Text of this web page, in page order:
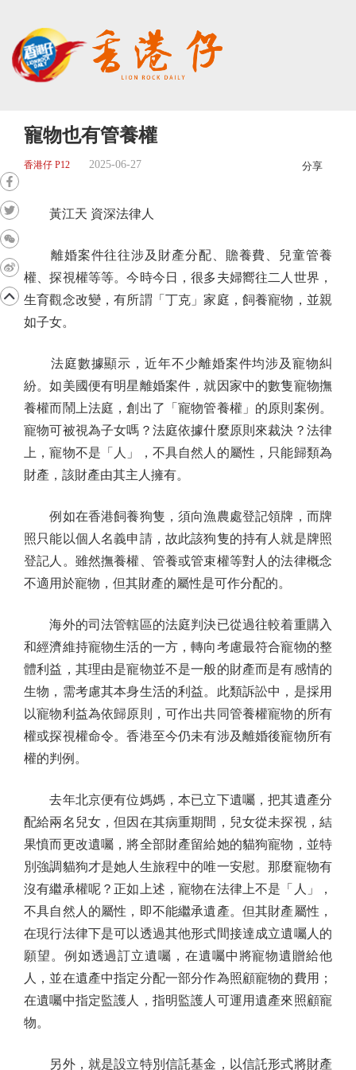
寵物也有管養權
香港仔 P12 2025-06-27 分享
黃江天 資深法律人
離婚案件往往涉及財產分配、贍養費、兒童管養
權、探視權等等。今時今日，很多夫婦嚮往二人世界，
生育觀念改變，有所謂「丁克」家庭，飼養寵物，並親
如子女。
法庭數據顯示，近年不少離婚案件均涉及寵物糾
紛。如美國便有明星離婚案件，就因家中的數隻寵物撫
養權而鬧上法庭，創出了「寵物管養權」的原則案例。
寵物可被視為子女嗎？法庭依據什麼原則來裁決？法律
上，寵物不是「人」，不具自然人的屬性，只能歸類為
財產，該財產由其主人擁有。
例如在香港飼養狗隻，須向漁農處登記領牌，而牌
照只能以個人名義申請，故此該狗隻的持有人就是牌照
登記人。雖然撫養權、管養或管束權等對人的法律概念
不適用於寵物，但其財產的屬性是可作分配的。
海外的司法管轄區的法庭判決已從過往較着重購入
和經濟維持寵物生活的一方，轉向考慮最符合寵物的整
體利益，其理由是寵物並不是一般的財產而是有感情的
生物，需考慮其本身生活的利益。此類訴訟中，是採用
以寵物利益為依歸原則，可作出共同管養權寵物的所有
權或探視權命令。香港至今仍未有涉及離婚後寵物所有
權的判例。
去年北京便有位媽媽，本已立下遺囑，把其遺產分
配給兩名兒女，但因在其病重期間，兒女從未探視，結
果憤而更改遺囑，將全部財產留給她的貓狗寵物，並特
別強調貓狗才是她人生旅程中的唯一安慰。那麼寵物有
沒有繼承權呢？正如上述，寵物在法律上不是「人」，
不具自然人的屬性，即不能繼承遺產。但其財產屬性，
在現行法律下是可以透過其他形式間接達成立遺囑人的
願望。例如透過訂立遺囑，在遺囑中將寵物遺贈給他
人，並在遺產中指定分配一部分作為照顧寵物的費用；
在遺囑中指定監護人，指明監護人可運用遺產來照顧寵
物。
另外，就是設立特別信託基金，以信託形式將財產